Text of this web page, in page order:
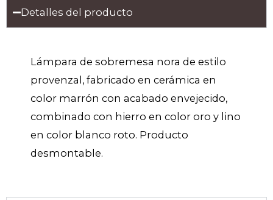
Detalles del producto
Lámpara de sobremesa nora de estilo
provenzal, fabricado en cerámica en
color marrón con acabado envejecido,
combinado con hierro en color oro y lino
en color blanco roto. Producto
desmontable.